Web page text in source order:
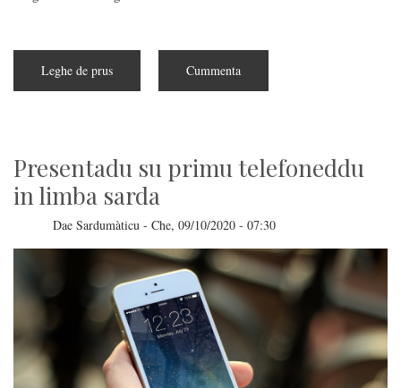
Leghe de prus
una
cumandu
sudo
Cummenta
Presentadu su primu telefoneddu
in limba sarda
Dae Sardumàticu - Che, 09/10/2020 - 07:30